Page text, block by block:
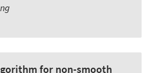
for non-smooth